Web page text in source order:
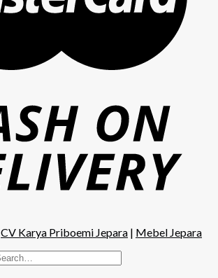
CV Karya Priboemi Jepara | Mebel Jepara